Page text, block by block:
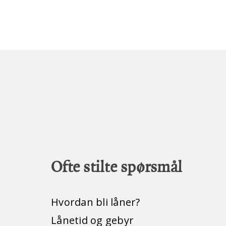
Ofte stilte spørsmål
Hvordan bli låner?
Lånetid og gebyr